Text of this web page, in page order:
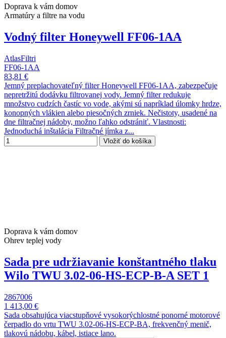
Doprava k vám domov
Armatúry a filtre na vodu
Vodný filter Honeywell FF06-1AA
AtlasFiltri
FF06-1AA
83,81 €
Jemný preplachovateľný filter Honeywell FF06-1AA, zabezpečuje
nepretržitú dodávku filtrovanej vody. Jemný filter redukuje
množstvo cudzích častíc vo vode, akými sú napríklad úlomky hrdze,
konopných vlákien alebo piesočných zrniek. Nečistoty, usadené na
dne filtračnej nádoby, možno ľahko odstrániť. Vlastnosti:
Jednoduchá inštalácia Filtračné jímka z...
Vložiť do košíka
Doprava k vám domov
Ohrev teplej vody
Sada pre udržiavanie konštantného tlaku
Wilo TWU 3.02-06-HS-ECP-B-A SET 1
2867006
1 413,00 €
Sada obsahujúca viacstupňové vysokorýchlostné ponorné motorové
čerpadlo do vrtu TWU 3.02-06-HS-ECP-BA, frekvenčný menič,
tlakovú nádobu, kábel, istiace lano.